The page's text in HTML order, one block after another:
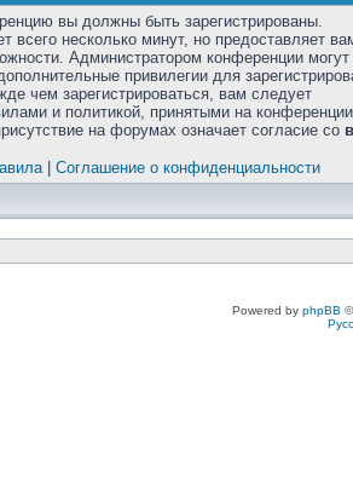
вы должны быть зарегистрированы.
всего несколько минут, но предоставляет
Администратором конференции
привилегии для
чем зарегистрироваться, вам следует
и политикой, принятыми на
на форумах означает согласие со
| Соглашение о конфиденциальности
Powered by phpBB